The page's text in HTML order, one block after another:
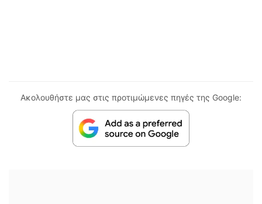
Ακολουθήστε μας στις προτιμώμενες πηγές της Google: